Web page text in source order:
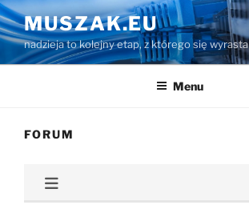
Przejdź
do
treści
MUSZAK.EU
nadzieja to kolejny etap, z którego się wyrasta
Menu
FORUM